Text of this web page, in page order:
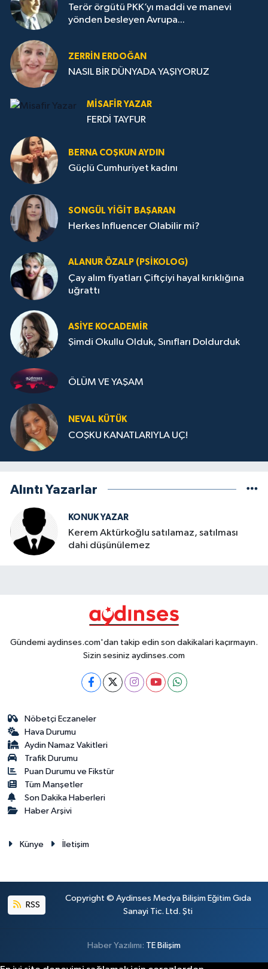
Terör örgütü PKK’yı maddi ve manevi
yönden besleyen Avrupa...
ZERRIN ERDOĞAN
NASIL BİR DÜNYADA YAŞIYORUZ
MISAFIR YAZAR
FERDİ TAYFUR
BERNA COŞKUN AYDIN
Güçlü Cumhuriyet kadını
SONGÜL YIĞIT BAŞARAN
Herkes Influencer Olabilir mi?
ALANUR ÖZALP (PSIKOLOG)
Çay alım fiyatları Çiftçiyi hayal kırıklığına
uğrattı
ASIYE KOCADEMİR
Şimdi Okullu Olduk, Sınıfları Doldurduk
ÖLÜM VE YAŞAM
NEVAL KÜTÜK
COŞKU KANATLARIYLA UÇ!
Alıntı Yazarlar
KONUK YAZAR
Kerem Aktürkoğlu satılamaz, satılması
dahi düşünülemez
Gündemi aydinses.com'dan takip edin son dakikalari kaçırmayın.
Sizin sesiniz aydinses.com
Nöbetçi Eczaneler
Hava Durumu
Aydin Namaz Vakitleri
Trafik Durumu
Puan Durumu ve Fikstür
Tüm Manşetler
Son Dakika Haberleri
Haber Arşivi
Künye İletişim
RSS
Copyright © Aydinses Medya Bilişim Eğitim Gıda
Sanayi Tic. Ltd. Şti
Haber Yazılımı: TE Bilişim